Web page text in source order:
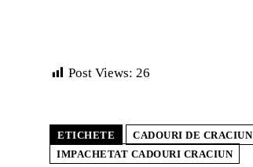
Post Views: 26
ETICHETE CADOURI DE CRACIUN
IMPACHETAT CADOURI CRACIUN